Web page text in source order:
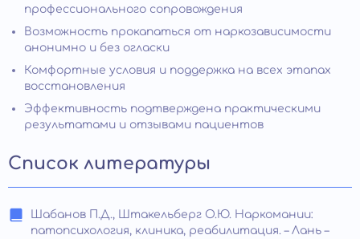
профессионального сопровождения
Возможность прокапаться от наркозависимости
анонимно и без огласки
Комфортные условия и поддержка на всех этапах
восстановления
Эффективность подтверждена практическими
результатами и отзывами пациентов
Список литературы
Шабанов П.Д., Штакельберг О.Ю. Наркомании:
патопсихология, клиника, реабилитация. – Лань –